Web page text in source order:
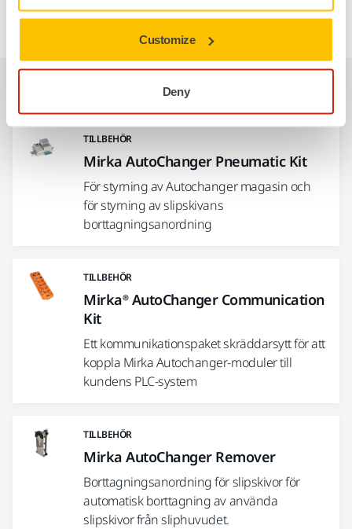
Customize
Deny
Relaterade produkter
TILLBEHÖR
Mirka AutoChanger Pneumatic Kit
För styrning av Autochanger magasin och
för styrning av slipskivans
borttagningsanordning
TILLBEHÖR
Mirka® AutoChanger Communication
Kit
Ett kommunikationspaket skräddarsytt för att
koppla Mirka Autochanger-moduler till
kundens PLC-system
TILLBEHÖR
Mirka AutoChanger Remover
Borttagningsanordning för slipskivor för
automatisk borttagning av använda
slipskivor från sliphuvudet.